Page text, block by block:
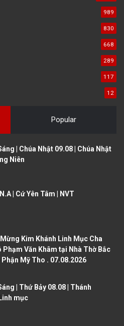
989
830
668
289
117
12
Popular
| Chúa Nhật 09.08 | Chúa Nhật
Niên
| Cứ Yên Tâm | NVT
Mừng Kim Khánh Linh Mục Cha
Văn Khâm tại Nhà Thờ Bắc
Phận Mỹ Tho . 07.08.2026
| Thứ Bảy 08.08 | Thánh
mục